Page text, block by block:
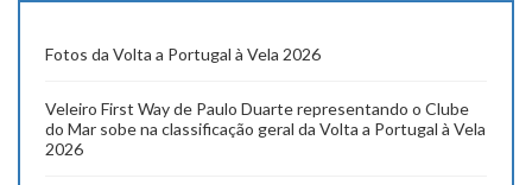
Fotos da Volta a Portugal à Vela 2026
Veleiro First Way de Paulo Duarte representando o Clube
do Mar sobe na classificação geral da Volta a Portugal à Vela
2026